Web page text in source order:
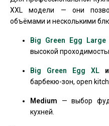
XXL модели — они
объёмами и несколькими
Big Green Egg Large
высокой
Big Green Egg XL
барбекю-зон, open
Medium — выбор
кухней.